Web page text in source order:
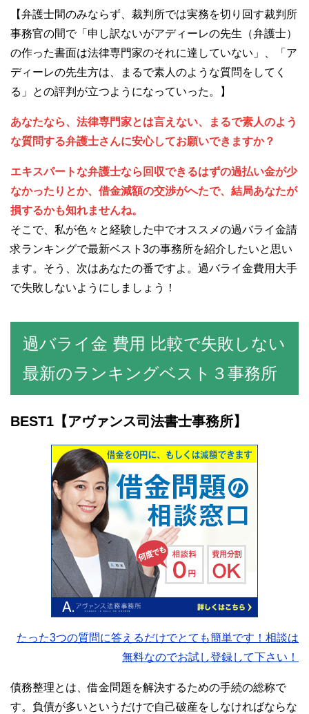
【弁護士間のみならず、裁判所では実務を切り回す裁判所
事務官の間で「申し訳ないがアディーレの先生（弁護士）
の作った書面は法律専門家のそれに達していない」、「ア
ディーレの先生方は、まるで素人のような質問をしてく
る」との評判が立つようになっていった。】
あなたなら、法律専門家とは言えない、まるで素人のよう
な質問する弁護士さんに安心してお願いできますか？
エキスパートな弁護士なら回収できるはずの過払い金が少
なかったりとか、借金減額の交渉がへたで、結局あなたが
損するかも知れませんね。
そこで、私が色々と経験した中でオススメの過バライ金請
求ランキングで最新ベスト3の事務所を紹介したいと思い
ます。そう、次はあなたの番ですよ。過バライ金費用大手
で失敗しないようにしましょう！
過バライ金 費用 比較で失敗しない
最新のランキングベスト３事務所
BEST1 【アヴァンス司法書士事務所】
たった3つの質問に答えるだけでとても簡単です！相談は
無料なのでお試し登録して下さい！
債務整理とは、借金問題を解決するための手続の総称で
す。負債が多いというだけで自己破産をしなければならな